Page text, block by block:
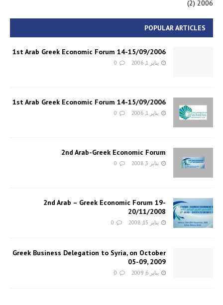
2006
(2)
POPULAR ARTICLES
1st Arab Greek Economic Forum 14-15/09/2006
يناير 1, 2006 0
1st Arab Greek Economic Forum 14-15/09/2006
يناير 1, 2006 0
2nd Arab-Greek Economic Forum
يناير 3, 2008 0
2nd Arab – Greek Economic Forum 19-
20/11/2008
يناير 15, 2008 0
Greek Business Delegation to Syria, on October
05-09, 2009
يناير 6, 2009 0